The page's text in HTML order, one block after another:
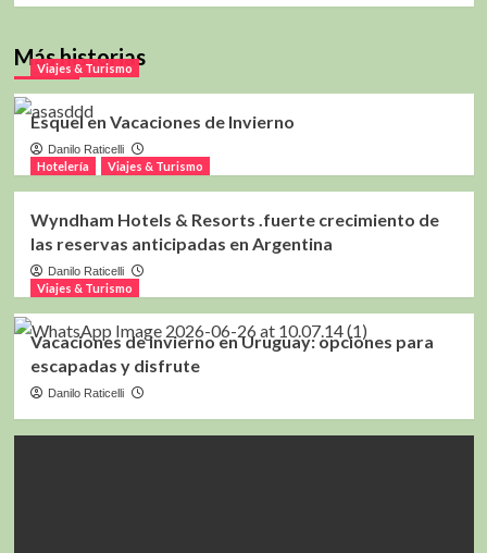
Más historias
Viajes & Turismo
Esquel en Vacaciones de Invierno
Danilo Raticelli
Hotelería Viajes & Turismo
Wyndham Hotels & Resorts .fuerte crecimiento de
las reservas anticipadas en Argentina
Danilo Raticelli
Viajes & Turismo
Vacaciones de invierno en Uruguay: opciones para
escapadas y disfrute
Danilo Raticelli